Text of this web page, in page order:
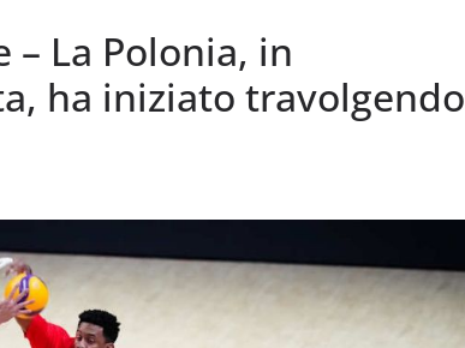
– La Polonia, in
ha iniziato travolgendo